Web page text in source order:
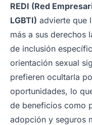
REDI (Red
LGBTI) advierte que
más a sus derechos
de inclusión
orientación sexual
prefieren ocultarla
oportunidades, lo
de beneficios como
adopción y seguros